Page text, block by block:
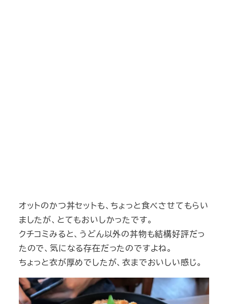
オットのかつ丼セットも、ちょっと食べさせてもらい
ましたが、とてもおいしかったです。
クチコミみると、うどん以外の丼物も結構好評だっ
たので、気になる存在だったのですよね。
ちょっと衣が厚めでしたが、衣までおいしい感じ。